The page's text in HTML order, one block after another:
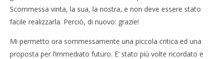
Scommessa vinta, la sua, la nostra, e non deve essere stato
facile realizzarla. Perciò, di nuovo: grazie!
Mi permetto ora sommessamente una piccola critica ed una
proposta per l’immediato futuro. E’ stato più volte ricordato e